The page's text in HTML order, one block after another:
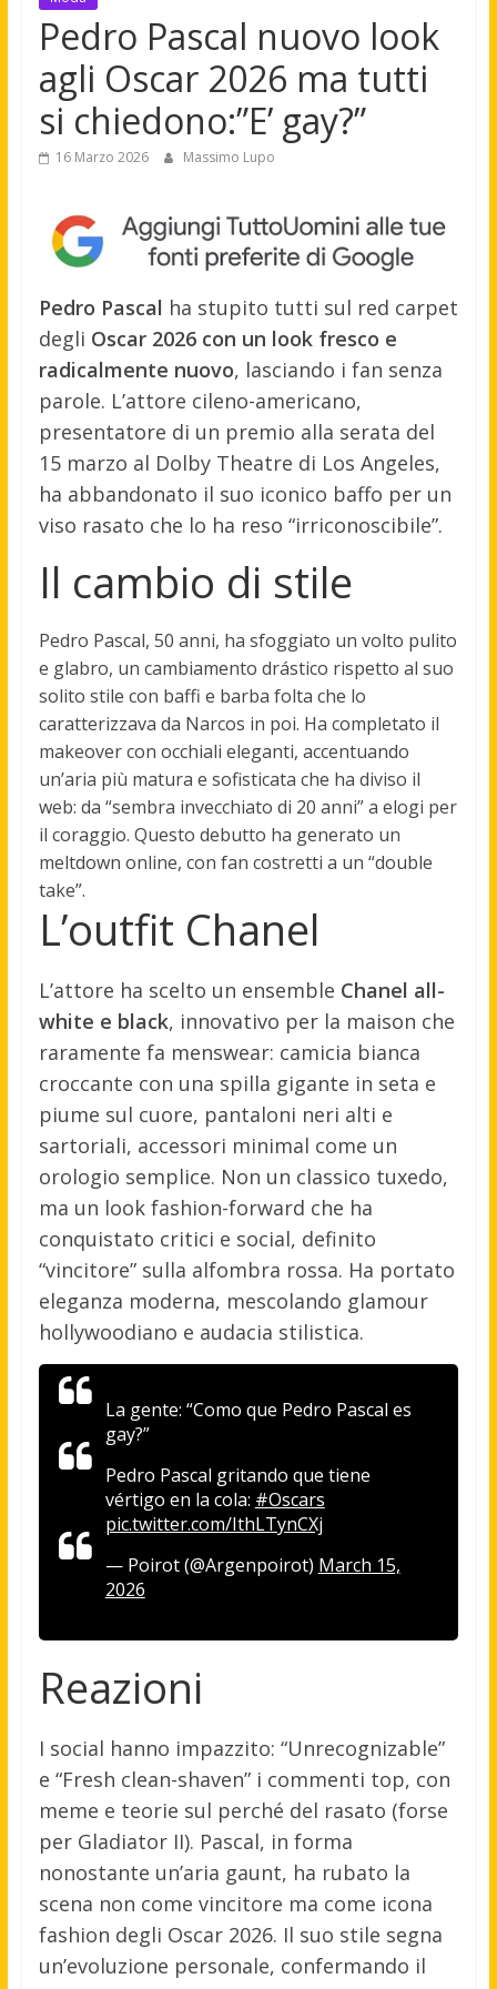
Pedro Pascal nuovo look
agli Oscar 2026 ma tutti
si chiedono:”E’ gay?”
16 Marzo 2026 Massimo Lupo
Pedro Pascal ha stupito tutti sul red carpet
degli Oscar 2026 con un look fresco e
radicalmente nuovo, lasciando i fan senza
parole. L’attore cileno-americano,
presentatore di un premio alla serata del
15 marzo al Dolby Theatre di Los Angeles,
ha abbandonato il suo iconico baffo per un
viso rasato che lo ha reso “irriconoscibile”.
Il cambio di stile
Pedro Pascal, 50 anni, ha sfoggiato un volto pulito
e glabro, un cambiamento drástico rispetto al suo
solito stile con baffi e barba folta che lo
caratterizzava da Narcos in poi. Ha completato il
makeover con occhiali eleganti, accentuando
un’aria più matura e sofisticata che ha diviso il
web: da “sembra invecchiato di 20 anni” a elogi per
il coraggio. Questo debutto ha generato un
meltdown online, con fan costretti a un “double
take”.
L’outfit Chanel
L’attore ha scelto un ensemble Chanel all-
white e black, innovativo per la maison che
raramente fa menswear: camicia bianca
croccante con una spilla gigante in seta e
piume sul cuore, pantaloni neri alti e
sartoriali, accessori minimal come un
orologio semplice. Non un classico tuxedo,
ma un look fashion-forward che ha
conquistato critici e social, definito
“vincitore” sulla alfombra rossa. Ha portato
eleganza moderna, mescolando glamour
hollywoodiano e audacia stilistica.
La gente: “Como que Pedro Pascal es
gay?”
Pedro Pascal gritando que tiene
vértigo en la cola: #Oscars
pic.twitter.com/IthLTynCXj
— Poirot (@Argenpoirot) March 15,
2026
Reazioni
I social hanno impazzito: “Unrecognizable”
e “Fresh clean-shaven” i commenti top, con
meme e teorie sul perché del rasato (forse
per Gladiator II). Pascal, in forma
nonostante un’aria gaunt, ha rubato la
scena non come vincitore ma come icona
fashion degli Oscar 2026. Il suo stile segna
un’evoluzione personale, confermando il